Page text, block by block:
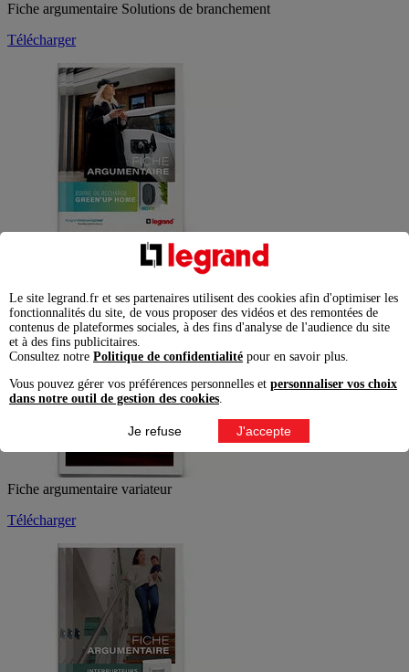
Fiche argumentaire Solutions de branchement
Télécharger
Fiche argumentaire Green'UP
Fiche argumentaire variateur
Télécharger
Le site legrand.fr et ses partenaires utilisent des cookies afin d'optimiser les
fonctionnalités du site, de vous proposer des vidéos et des remontées de
contenus de plateformes sociales, à des fins d'analyse de l'audience du site
et à des fins publicitaires.
Consultez notre Politique de confidentialité pour en savoir plus.
Vous pouvez gérer vos préférences personnelles et personnaliser vos choix
dans notre outil de gestion des cookies.
Je refuse J'accepte